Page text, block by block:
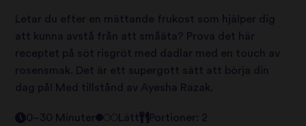
Letar du efter en mättande frukost som hjälper dig
att kunna avstå från att småäta? Prova det här
receptet på söt risgröt med dadlar med en touch av
rosensmak. Det är ett supergott sätt att börja din
dag på! Med tillstånd av Ayesha Razak.
0–30 Minuter Lätt Portioner: 2